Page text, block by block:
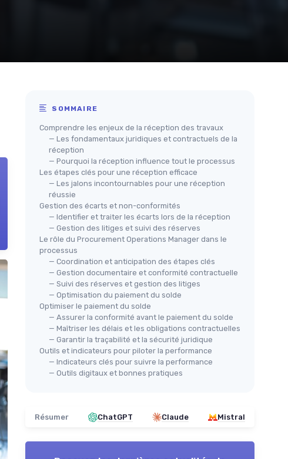
SOMMAIRE
Comprendre les enjeux de la réception des travaux
— Les fondamentaux juridiques et contractuels de la
réception
— Pourquoi la réception influence tout le processus
Les étapes clés pour une réception efficace
— Les jalons incontournables pour une réception
réussie
Gestion des écarts et non-conformités
— Identifier et traiter les écarts lors de la réception
— Gestion des litiges et suivi des réserves
Le rôle du Procurement Operations Manager dans le
processus
— Coordination et anticipation des étapes clés
— Gestion documentaire et conformité contractuelle
— Suivi des réserves et gestion des litiges
— Optimisation du paiement du solde
Optimiser le paiement du solde
— Assurer la conformité avant le paiement du solde
— Maîtriser les délais et les obligations contractuelles
— Garantir la traçabilité et la sécurité juridique
Outils et indicateurs pour piloter la performance
— Indicateurs clés pour suivre la performance
— Outils digitaux et bonnes pratiques
Résumer ChatGPT Claude Mistral